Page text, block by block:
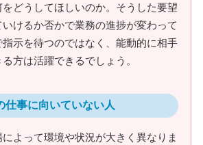
どうしてほしいのか。そうした要望
けるか否かで業務の進捗が変わって
示を待つのではなく、能動的に相手
方は活躍できるでしょう。
仕事に向いていない人
よって環境や状況が大きく異なりま